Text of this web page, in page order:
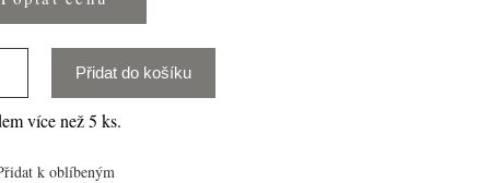
Přidat do košíku
více než 5 ks.
k oblíbeným